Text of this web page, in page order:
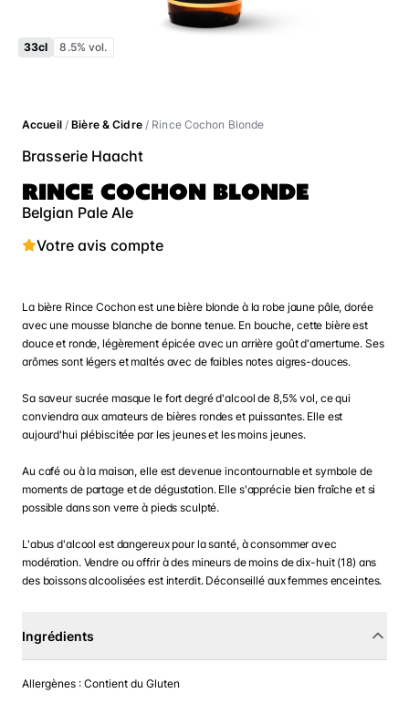
33cl 8.5% vol.
Accueil/Bière & Cidre/ Rince Cochon Blonde
Brasserie Haacht
RINCE COCHON BLONDE
Belgian Pale Ale
Votre avis compte
La bière Rince Cochon est une bière blonde à la robe jaune pâle, dorée
avec une mousse blanche de bonne tenue. En bouche, cette bière est
douce et ronde, légèrement épicée avec un arrière goût d'amertume. Ses
arômes sont légers et maltés avec de faibles notes aigres-douces.
Sa saveur sucrée masque le fort degré d'alcool de 8,5% vol, ce qui
conviendra aux amateurs de bières rondes et puissantes. Elle est
aujourd'hui plébiscitée par les jeunes et les moins jeunes.
Au café ou à la maison, elle est devenue incontournable et symbole de
moments de partage et de dégustation. Elle s'apprécie bien fraîche et si
possible dans son verre à pieds sculpté.
L'abus d'alcool est dangereux pour la santé, à consommer avec
modération. Vendre ou offrir à des mineurs de moins de dix-huit (18) ans
des boissons alcoolisées est interdit. Déconseillé aux femmes enceintes.
Ingrédients
Allergènes : Contient du Gluten